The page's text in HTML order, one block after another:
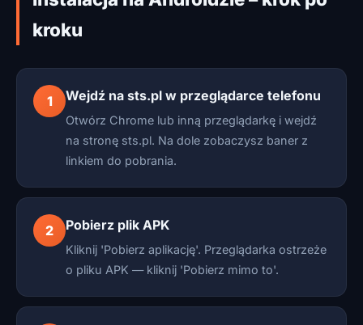
kroku
1 Wejdź na sts.pl w przeglądarce telefonu
Otwórz Chrome lub inną przeglądarkę i wejdź
na stronę sts.pl. Na dole zobaczysz baner z
linkiem do pobrania.
2 Pobierz plik APK
Kliknij 'Pobierz aplikację'. Przeglądarka ostrzeże
o pliku APK — kliknij 'Pobierz mimo to'.